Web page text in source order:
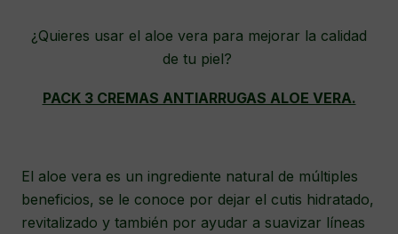
¿Quieres usar el aloe vera para mejorar la calidad
de tu piel?
PACK 3 CREMAS ANTIARRUGAS ALOE VERA.
El aloe vera es un ingrediente natural de múltiples
beneficios, se le conoce por dejar el cutis hidratado,
revitalizado y también por ayudar a suavizar líneas